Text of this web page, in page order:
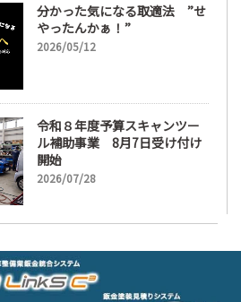
分かった気になる取適法 ”せ
やったんかぁ！”
2026/05/12
令和８年度予算スキャンツー
ル補助事業 8月7日受け付け
開始
2026/07/28